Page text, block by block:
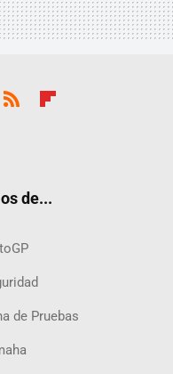
de...
de Pruebas